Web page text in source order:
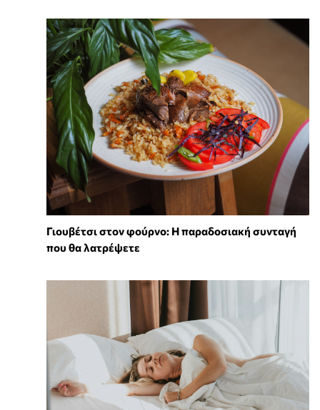
Γιουβέτσι στον φούρνο: Η παραδοσιακή συνταγή
που θα λατρέψετε